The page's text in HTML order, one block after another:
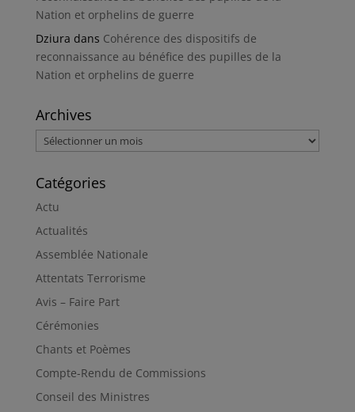
Nation et orphelins de guerre
Dziura dans Cohérence des dispositifs de
reconnaissance au bénéfice des pupilles de la
Nation et orphelins de guerre
Archives
Archives
Catégories
Actu
Actualités
Assemblée Nationale
Attentats Terrorisme
Avis – Faire Part
Cérémonies
Chants et Poèmes
Compte-Rendu de Commissions
Conseil des Ministres